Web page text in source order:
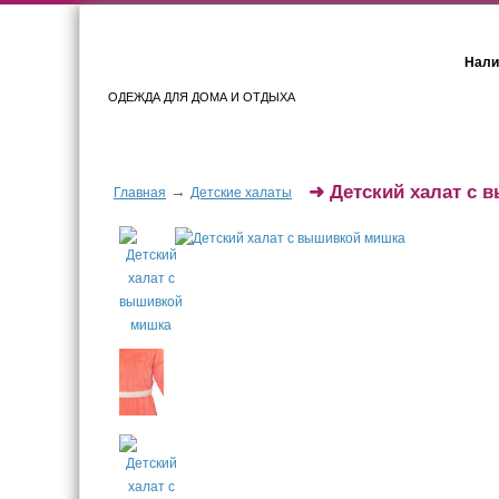
ОДЕЖДА ДЛЯ ДОМА И ОТДЫХА
Главная → Детские халаты ➜ Детский халат с